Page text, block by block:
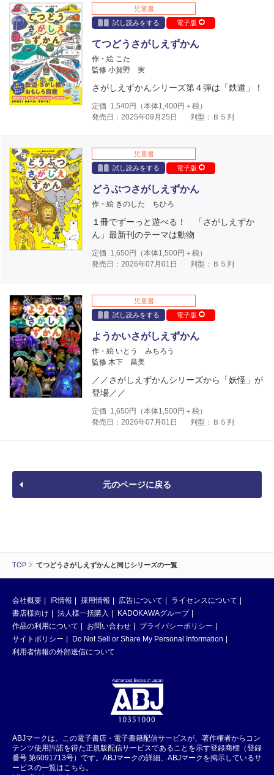
TOP てつどうさがしえずかんと同じシリーズの一覧
児童書
試し読みをする
電子版
てつどうさがしえずかん
作・絵 こた
監修 小賀野 実
さがしえずかんシリーズ第４弾は「鉄道」！
定価 1,540円（本体1,400円＋税）
発売日：2025年09月25日
判型：Ｂ５判
児童書
試し読みをする
電子版
どうぶつさがしえずかん
作・絵 きのした ちひろ
１冊でずーっと遊べる！ 「さがしえずか
ん」最新刊のテーマは動物
定価 1,650円（本体1,500円＋税）
発売日：2026年07月01日
判型：Ｂ５判
児童書
試し読みをする
電子版
ようかいさがしえずかん
作・絵 いとう みちろう
監修 木下 昌美
／／さがしえずかんシリーズから「妖怪」が
登場／／
定価 1,650円（本体1,500円＋税）
発売日：2026年07月01日
判型：Ｂ５判
元のページに戻る
会社概要 IR情報 採用情報 広告について
ライセンスについて
書店様向け
法人様一括購入
KADOKAWAグループ
作品の利用について
お問い合わせ
プライバシーポリシー
サイトポリシー
Do Not Sell or Share My Personal Information
利用者情報の外部送信について
ABJマークは、この電子書店・電子書籍配信サービスが、著作権者からコン
テンツ使用許諾を得た正規版配信サービスであることを示す登録商標（登録
番号 第6091713号）です。ABJマークの詳細、ABJマークを掲示しているサ
ービスの一覧はこちら。